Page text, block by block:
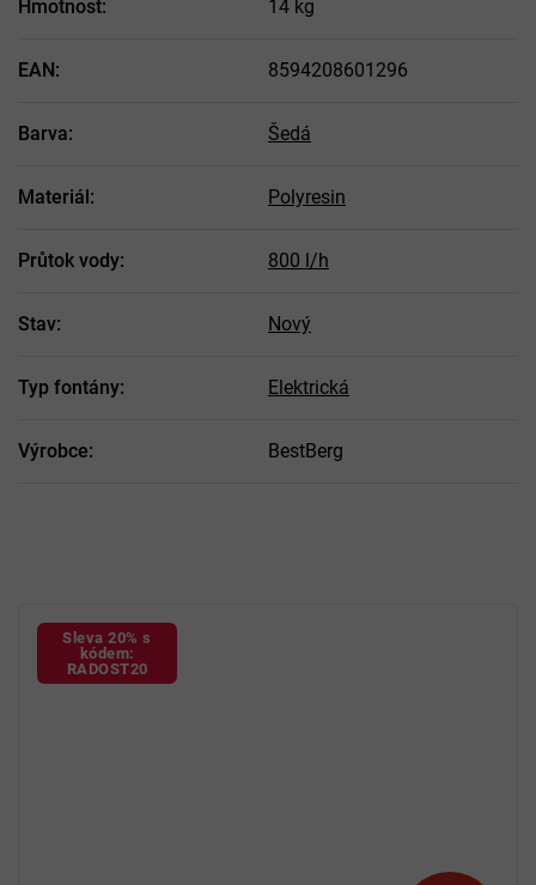
Hmotnost: 14 kg
EAN: 8594208601296
Barva: Šedá
Materiál: Polyresin
Průtok vody: 800 l/h
Stav: Nový
Typ fontány: Elektrická
Výrobce: BestBerg
Sleva 20% s
kódem:
RADOST20